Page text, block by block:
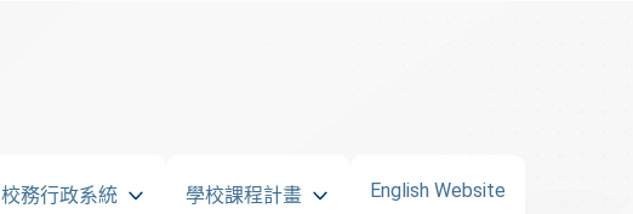
校務行政系統 學校課程計畫 English Website